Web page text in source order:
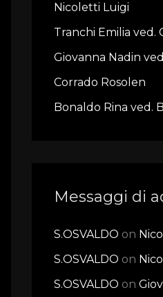
f
o
r
:
Nicoletti Luigi
Tranchi Emilia ved.
Giovanna Nadin
Corrado Rosolen
Bonaldo Rina ved.
Messaggi di
S.OSVALDO on
S.OSVALDO on
S.OSVALDO on